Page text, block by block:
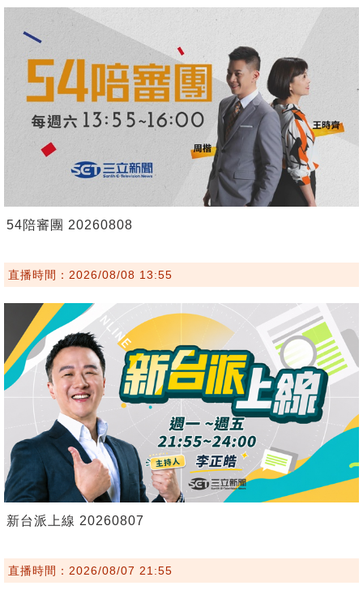
54陪審團 20260808
直播時間：2026/08/08 13:55
新台派上線 20260807
直播時間：2026/08/07 21:55